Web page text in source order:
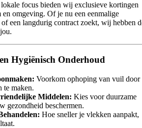
focus bieden wij exclusieve kortingen
omgeving. Of je nu een eenmalige
een langdurig contract zoekt, wij hebben
Hygiënisch Onderhoud
Voorkom ophoping van vuil door
te maken.
Middelen: Kies voor duurzame
gezondheid beschermen.
Hoe sneller je vlekken aanpakt,